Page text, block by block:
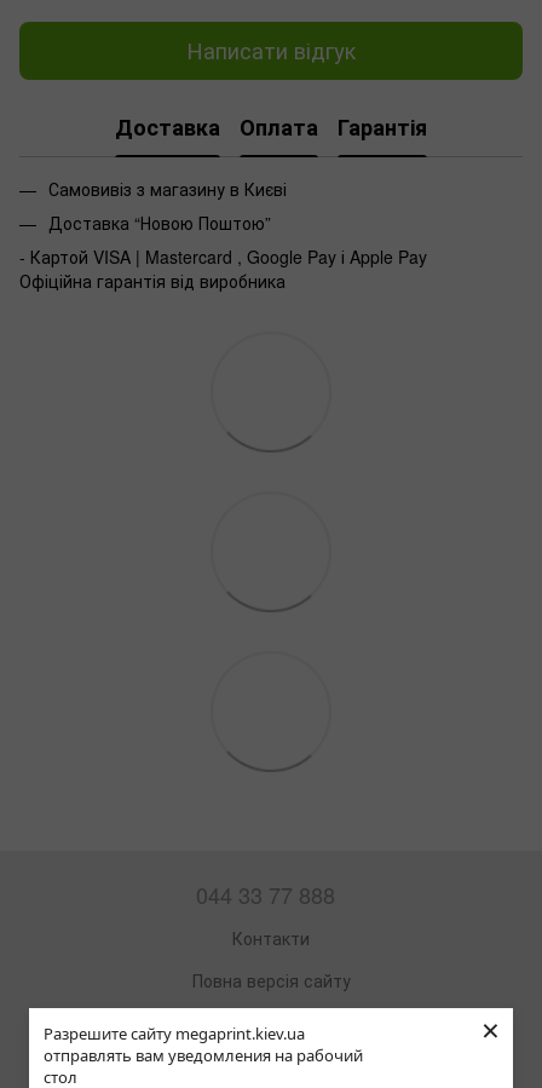
Разрешите сайту megaprint.kiev.ua
отправлять вам уведомления на рабочий
стол
×
Написати відгук
Доставка Оплата Гарантія
Самовивіз з магазину в Києві
Доставка “Новою Поштою”
- Картой VISA | Mastercard , Google Pay і Apple Pay
Офіційна гарантія від виробника
044 33 77 888
Контакти
Повна версія сайту
Мапа сайту
© 2002—2026